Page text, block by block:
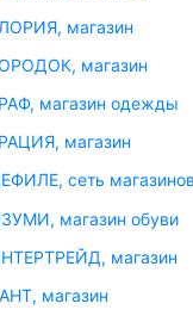
магазин
магазин
магазин одежды
магазин
сеть магазинов
магазин обуви
магазин
магазин